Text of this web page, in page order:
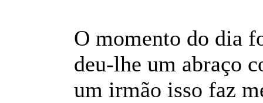
O momento do dia
deu-lhe um abraço
um irmão isso faz